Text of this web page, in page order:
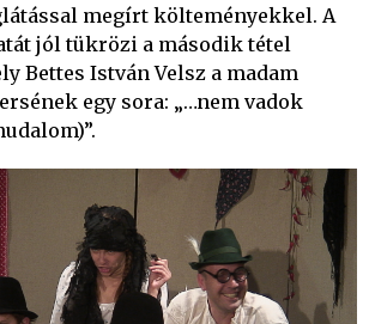
megírt költeményekkel. A
jól tükrözi a második tétel
Bettes István Velsz a madam
egy sora: „…nem vadok